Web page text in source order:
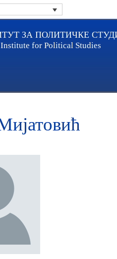
ЗА ПОЛИТИЧКЕ
Institute for Political Studies